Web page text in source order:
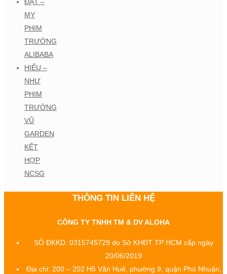
MY
PHIM
TRƯỜNG
ALIBABA
HIẾU –
NHƯ
PHIM
TRƯỜNG
VŨ
GARDEN
KẾT
HỢP
NCSG
THÔNG TIN LIÊN HỆ
CÔNG TY TNHH TM & DV ALOHA
SỐ ĐKKD: 0315745729 do Sở KHĐT TP HCM cấp ngày
20/06/2019
Địa chỉ: 200 – 202 Hồ Văn Huê, phường 9, quận Phú Nhuận,